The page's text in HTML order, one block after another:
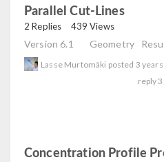
Parallel Cut-Lines
2 Replies 439 Views
Version 6.1 Geometry
Lasse Murtomäki posted 3 years
reply
Concentration Profile